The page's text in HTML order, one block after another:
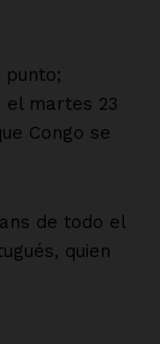
punto;
martes 23
Congo se
de todo el
quien